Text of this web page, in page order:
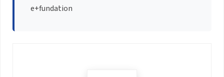
e+fundation